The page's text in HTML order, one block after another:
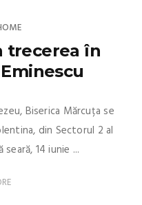
trecerea în
Biserica Mărcuța se
din Sectorul 2 al
14 iunie ...